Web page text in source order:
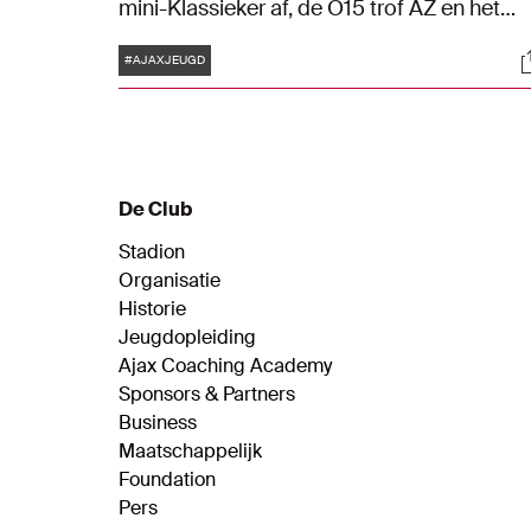
mini-Klassieker af, de O15 trof AZ en het
Eindhoven. Bekijk hoe het de Ajacieden
verging in Blik op de Toekomst.
Tags
#AJAXJEUGD
De Club
Stadion
Organisatie
Historie
Jeugdopleiding
Ajax Coaching Academy
Sponsors & Partners
Business
Maatschappelijk
Foundation
Pers